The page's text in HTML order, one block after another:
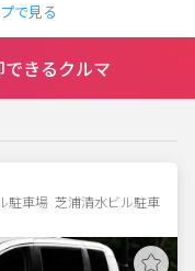
で見る
きるクルマ
駐車場  芝浦清水ビル駐車